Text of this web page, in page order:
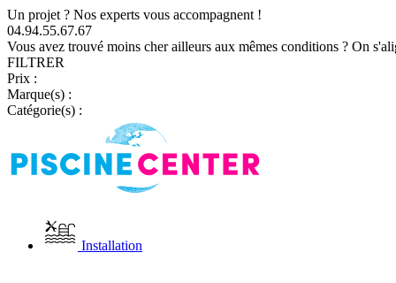
Un projet ? Nos experts vous accompagnent !
04.94.55.67.67
Vous avez trouvé moins cher ailleurs aux mêmes conditions ? On
FILTRER
Prix :
Marque(s) :
Catégorie(s) :
Installation